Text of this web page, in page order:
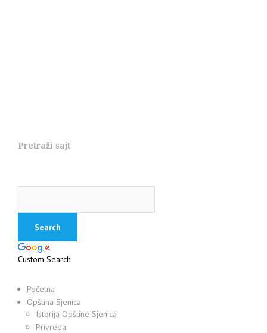
Pretraži sajt
Custom Search
Početna
Opština Sjenica
Istorija Opštine Sjenica
Privreda